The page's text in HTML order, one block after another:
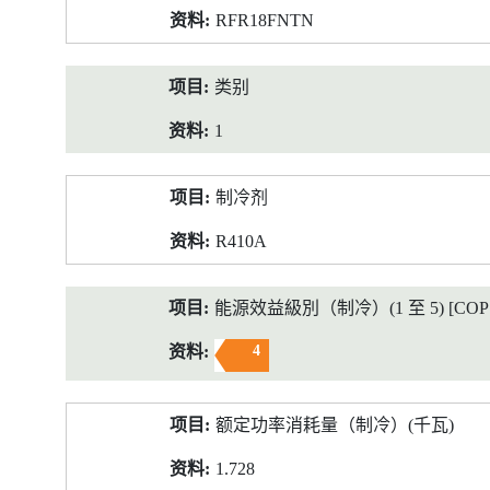
RFR18FNTN
类别
1
制冷剂
R410A
能源效益級別（制冷）(1 至 5) [COP
4
额定功率消耗量（制冷）(千瓦)
1.728